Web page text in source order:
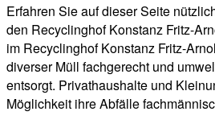
Erfahren Sie auf dieser Seite
den Recyclinghof Konstanz Fritz-
im Recyclinghof Konstanz Fritz-
diverser Müll fachgerecht und
entsorgt. Privathaushalte und
Möglichkeit ihre Abfälle